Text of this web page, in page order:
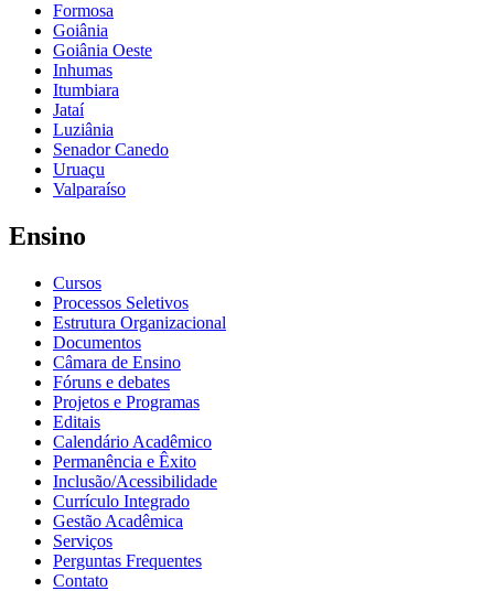
Formosa
Goiânia
Goiânia Oeste
Inhumas
Itumbiara
Jataí
Luziânia
Senador Canedo
Uruaçu
Valparaíso
Ensino
Cursos
Processos Seletivos
Estrutura Organizacional
Documentos
Câmara de Ensino
Fóruns e debates
Projetos e Programas
Editais
Calendário Acadêmico
Permanência e Êxito
Inclusão/Acessibilidade
Currículo Integrado
Gestão Acadêmica
Serviços
Perguntas Frequentes
Contato